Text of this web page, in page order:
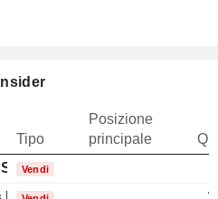
Tipo
Posizione
principale
Vendi